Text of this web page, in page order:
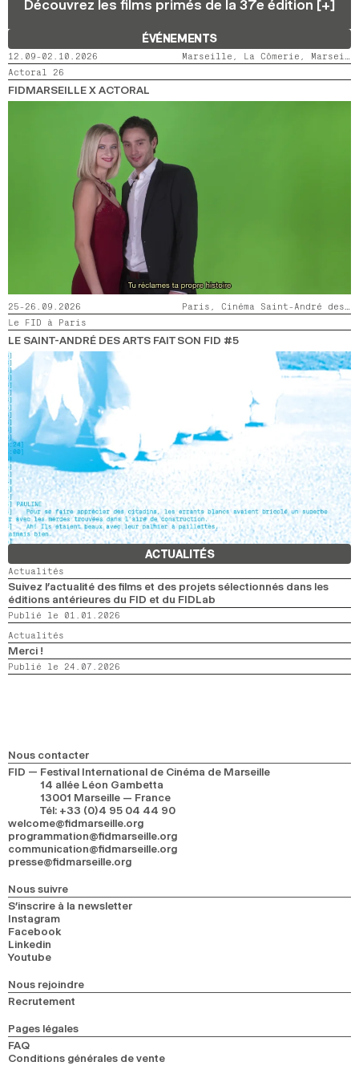
2024
2022
2020
2018
RECHERCHE
Découvrez les films primés de la 37e édition [+]
ÉVÉNEMENTS
12.09-02.10.2026
Marseille, La Cômerie, Marseille, LaMaM, Marseille, Videodrome 2
Actoral 26
FIDMARSEILLE X ACTORAL
25-26.09.2026
Paris, Cinéma Saint-André des Arts
Le FID à Paris
LE SAINT-ANDRÉ DES ARTS FAIT SON FID #5
ACTUALITÉS
Actualités
Suivez l’actualité des films et des projets sélectionnés dans les
éditions antérieures du FID et du FIDLab
Publié le 01.01.2026
Actualités
Merci !
Publié le 24.07.2026
Nous contacter
FID — Festival International de Cinéma de Marseille
14 allée Léon Gambetta
13001 Marseille — France
Tél: +33 (0)4 95 04 44 90
welcome@fidmarseille.org
programmation@fidmarseille.org
communication@fidmarseille.org
presse@fidmarseille.org
Nous suivre
S’inscrire à la newsletter
Instagram
Facebook
Linkedin
Youtube
Nous rejoindre
Recrutement
Pages légales
FAQ
Conditions générales de vente